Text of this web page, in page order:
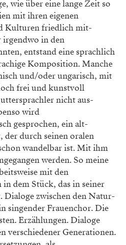
wie über eine lange Zeit so
mit ihren eigenen
Kulturen friedlich mit­
irgendwo in den
entstand eine sprachlich
Komposition. Manche
und/oder ungarisch, mit
frei und kunstvoll
nicht aus­
wird
gesprochen, ein alt­
durch seinen oralen
wandelbar ist. Mit ihm
­werden. So meine
mit den
in dem Stück, das in seiner
Dialoge zwischen den Natur­
singender Frauenchor. Die
­Erzählungen. Dialoge
verschiedener Generationen.